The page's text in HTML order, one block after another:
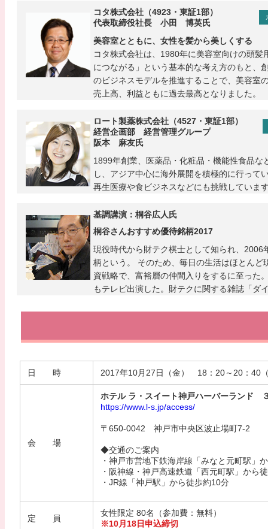
コタ株式会社（4923・東証1部）
代表取締役社長 小田 博英氏
美容室とともに、女性を髪から美しくする
コタ株式会社は、1980年に美容室向けの頭
につながる」という基本的な考え方のもと、
のビジネスモデルを推進することで、美容室
売上高、利益ともに過去最高となりました。
ロート製薬株式会社（4527・東証1部）
経営企画部 経営管理グループ
阪本 麻友氏
1899年創業、医薬品・化粧品・機能性食品
し、アジア中心に海外展開を積極的に行って
再生医療や食ビジネスなどにも挑戦していま
基調講演：桐谷広人氏
桐谷さんおすすめ優待銘柄2017
現役時代から財テク棋士として知られ、
柄という。 そのため、毎日の生活はほとん
資戦略で、富裕層の仲間入りをするに至った
もテレビ出演した。財テクに関する雑誌「ダ
日 時 2017年10月27日（金） 18：20～20：40
会 場
ホテル ラ・スイート神戸ハーバーランド
https://www.l-s.jp/access/
〒650-0042 神戸市中央区波止場町7-2
◆交通のご案内
・神戸市営地下鉄海岸線「みなと元町駅」
・阪神線・神戸高速鉄道「西元町駅」から
・JR線「神戸駅」から徒歩約10分
定 員
女性限定 80名（参加費：無料）
※10月18日申込締切